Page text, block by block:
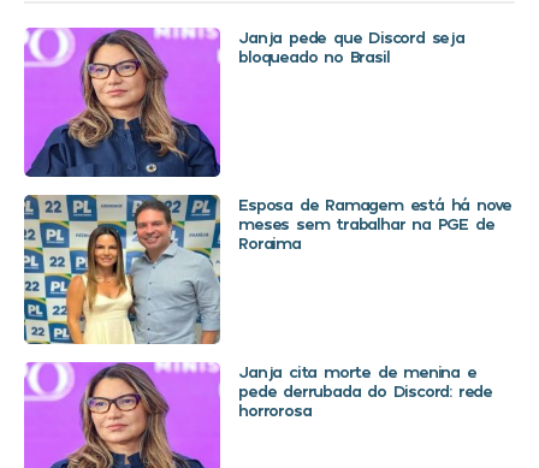
Janja pede que Discord seja
bloqueado no Brasil
Esposa de Ramagem está há nove
meses sem trabalhar na PGE de
Roraima
Janja cita morte de menina e
pede derrubada do Discord: rede
horrorosa